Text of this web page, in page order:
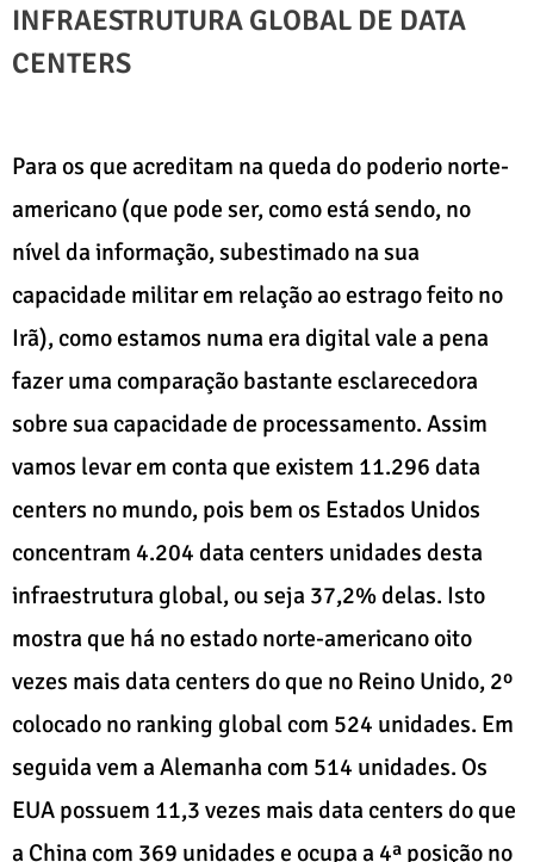
INFRAESTRUTURA GLOBAL DE DATA
CENTERS
Para os que acreditam na queda do poderio norte-
americano (que pode ser, como está sendo, no
nível da informação, subestimado na sua
capacidade militar em relação ao estrago feito no
Irã), como estamos numa era digital vale a pena
fazer uma comparação bastante esclarecedora
sobre sua capacidade de processamento. Assim
vamos levar em conta que existem 11.296 data
centers no mundo, pois bem os Estados Unidos
concentram 4.204 data centers unidades desta
infraestrutura global, ou seja 37,2% delas. Isto
mostra que há no estado norte-americano oito
vezes mais data centers do que no Reino Unido, 2º
colocado no ranking global com 524 unidades. Em
seguida vem a Alemanha com 514 unidades. Os
EUA possuem 11,3 vezes mais data centers do que
a China com 369 unidades e ocupa a 4ª posição no